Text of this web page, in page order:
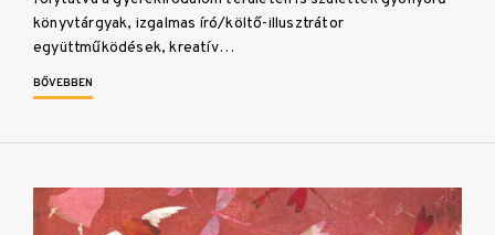
könyvtárgyak, izgalmas író/költő-illusztrátor
együttműködések, kreatív…
BŐVEBBEN